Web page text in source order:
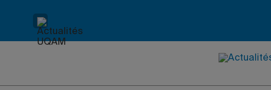
Accueil
Hommage à Guy